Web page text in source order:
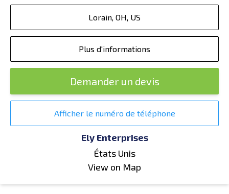
Lorain, OH, US
Plus d'informations
Demander un devis
Afficher le numéro de téléphone
Ely Enterprises
États Unis
View on Map